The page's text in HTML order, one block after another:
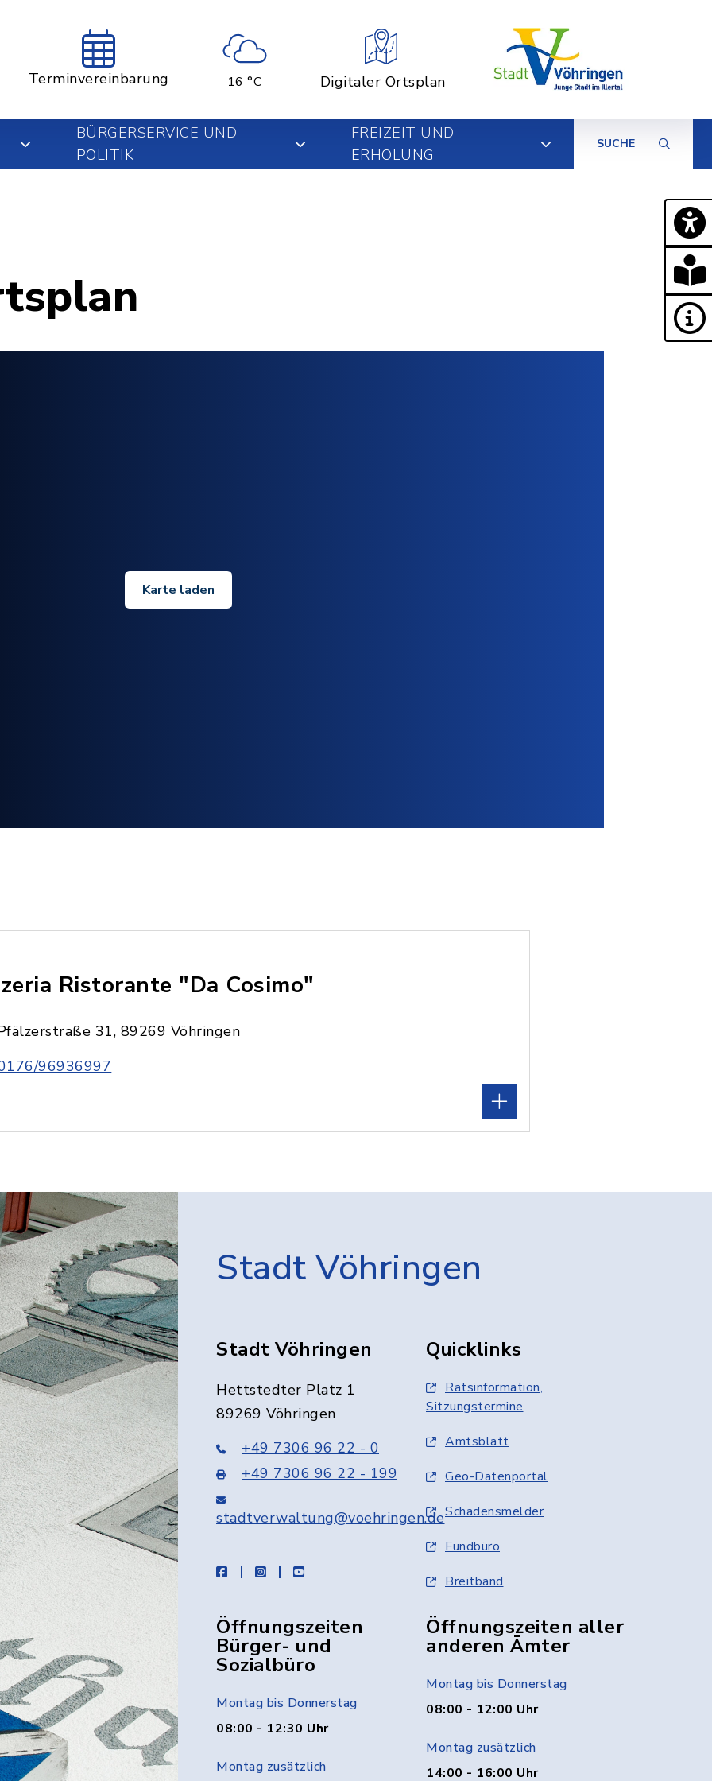
Terminvereinbarung 16 °C Digitaler Ortsplan
BÜRGERSERVICE UND
POLITIK
FREIZEIT UND
ERHOLUNG
SUCHE
Karte laden
Ristorante "Da Cosimo"
31, 89269 Vöhringen
96936997
Stadt Vöhringen
Stadt Vöhringen
Hettstedter Platz 1
89269 Vöhringen
+49 7306 96 22 - 0
+49 7306 96 22 - 199
stadtverwaltung@voehringen.de
facebookinstagramyoutube
Quicklinks
Ratsinformation,
Sitzungstermine
Amtsblatt
Geo-Datenportal
Schadensmelder
Fundbüro
Breitband
Öffnungszeiten
Bürger- und
Sozialbüro
Montag bis Donnerstag
08:00 - 12:30 Uhr
Montag zusätzlich
Öffnungszeiten aller
anderen Ämter
Montag bis Donnerstag
08:00 - 12:00 Uhr
Montag zusätzlich
14:00 - 16:00 Uhr